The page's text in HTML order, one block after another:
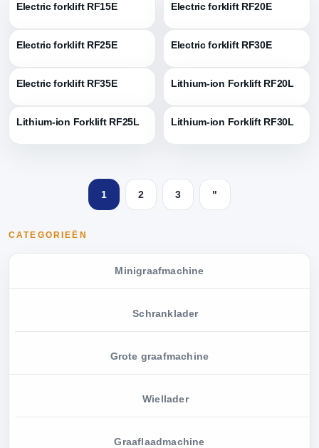
CATEGORIEËN
Minigraafmachine
Schranklader
Grote graafmachine
Wiellader
Graaflaadmachine
Electric forklift RF15E Electric forklift RF20E
Electric forklift RF25E Electric forklift RF30E
Electric forklift RF35E Lithium-ion Forklift RF20L
Lithium-ion Forklift RF25L Lithium-ion Forklift RF30L
1 2 3 "